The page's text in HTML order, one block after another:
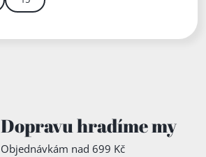
Dopravu hradíme my
Objednávkám nad 699 Kč